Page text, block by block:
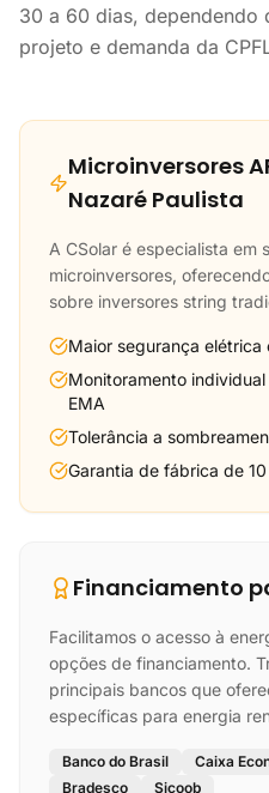
30 a 60 dias, dependendo
projeto e demanda da
Microinversores
Nazaré Paulista
A CSolar é especialista em
microinversores,
sobre inversores string
Maior segurança elétrica
Monitoramento
EMA
Tolerância a
Garantia de fábrica de
Financiamento
Facilitamos o acesso à
opções de financiamento.
principais bancos que
específicas para energia
Banco do Brasil Caixa
Bradesco
Sicoob